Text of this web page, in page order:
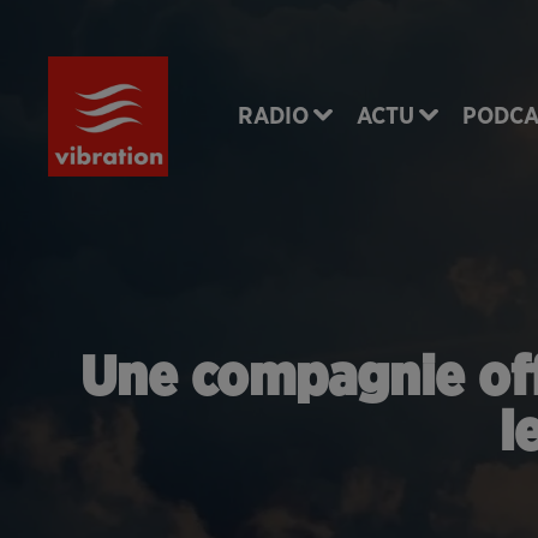
RADIO ACTU
Une compagnie